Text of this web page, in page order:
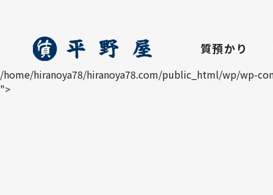
質預かり
/home/hiranoya78/hiranoya78.com/public_html/wp/wp-
">